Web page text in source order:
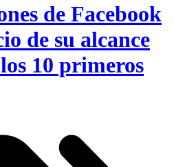
de Facebook
de su alcance
10 primeros